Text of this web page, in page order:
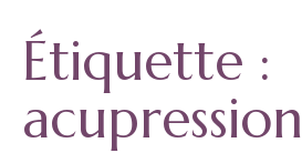
Étiquette :
acupression